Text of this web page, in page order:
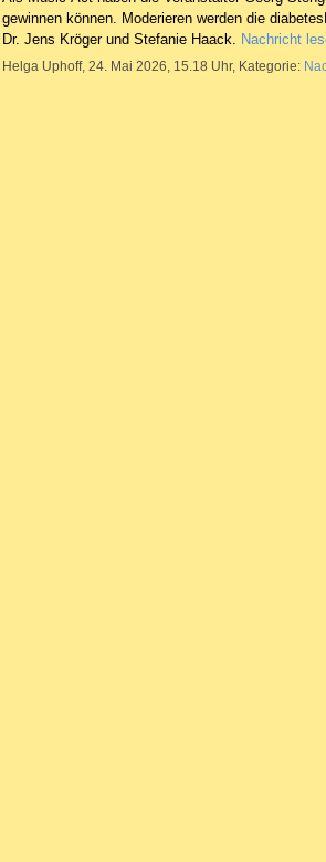
gewinnen können. Moderieren werden die
Dr. Jens Kröger und Stefanie Haack. Nachricht
Helga Uphoff, 24. Mai 2026, 15.18 Uhr, Kategorie: